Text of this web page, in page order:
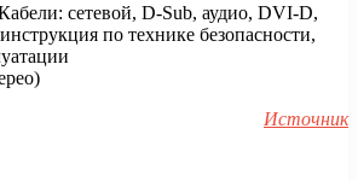
сетевой, D-Sub, аудио, DVI-D,
по технике безопасности,
Источник